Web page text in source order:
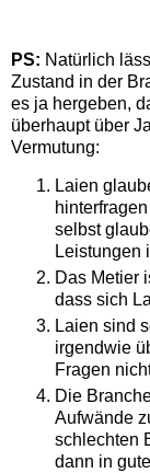
PS: Natürlich
Zustand in der
es ja hergeben,
überhaupt über
Vermutung:
Laien
selbst
Leistungen
Das Metier
dass sich
Laien sind
irgendwie
Fragen
Die
Aufwände
schlechten
dann in